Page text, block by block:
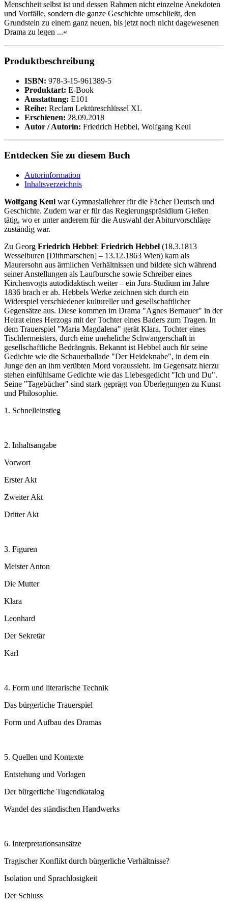
Menschheit selbst ist und dessen Rahmen nicht einzelne Anekdoten
und Vorfälle, sondern die ganze Geschichte umschließt, den
Grundstein zu einem ganz neuen, bis jetzt noch nicht dagewesenen
Drama zu legen ...«
Produktbeschreibung
ISBN: 978-3-15-961389-5
Produktart: E-Book
Ausstattung: E101
Reihe: Reclam Lektüreschlüssel XL
Erschienen: 28.09.2018
Autor / Autorin: Friedrich Hebbel, Wolfgang Keul
Entdecken Sie zu diesem Buch
Autorinformation
Inhaltsverzeichnis
Wolfgang Keul war Gymnasiallehrer für die Fächer Deutsch und
Geschichte. Zudem war er für das Regierungspräsidium Gießen
tätig, wo er unter anderem für die Auswahl der Abiturvorschläge
zuständig war.
Zu Georg Friedrich Hebbel: Friedrich Hebbel (18.3.1813
Wesselburen [Dithmarschen] – 13.12.1863 Wien) kam als
Maurersohn aus ärmlichen Verhältnissen und bildete sich während
seiner Anstellungen als Laufbursche sowie Schreiber eines
Kirchenvogts autodidaktisch weiter – ein Jura-Studium im Jahre
1836 brach er ab. Hebbels Werke zeichnen sich durch ein
Widerspiel verschiedener kultureller und gesellschaftlicher
Gegensätze aus. Diese kommen im Drama "Agnes Bernauer" in der
Heirat eines Herzogs mit der Tochter eines Baders zum Tragen. In
dem Trauerspiel "Maria Magdalena" gerät Klara, Tochter eines
Tischlermeisters, durch eine uneheliche Schwangerschaft in
gesellschaftliche Bedrängnis. Bekannt ist Hebbel auch für seine
Gedichte wie die Schauerballade "Der Heideknabe", in dem ein
Junge den an ihm verübten Mord voraussieht. Im Gegensatz hierzu
stehen einfühlsame Gedichte wie das Liebesgedicht "Ich und Du".
Seine "Tagebücher" sind stark geprägt von Überlegungen zu Kunst
und Philosophie.
1. Schnelleinstieg
2. Inhaltsangabe
Vorwort
Erster Akt
Zweiter Akt
Dritter Akt
3. Figuren
Meister Anton
Die Mutter
Klara
Leonhard
Der Sekretär
Karl
4. Form und literarische Technik
Das bürgerliche Trauerspiel
Form und Aufbau des Dramas
5. Quellen und Kontexte
Entstehung und Vorlagen
Der bürgerliche Tugendkatalog
Wandel des ständischen Handwerks
6. Interpretationsansätze
Tragischer Konflikt durch bürgerliche Verhältnisse?
Isolation und Sprachlosigkeit
Der Schluss